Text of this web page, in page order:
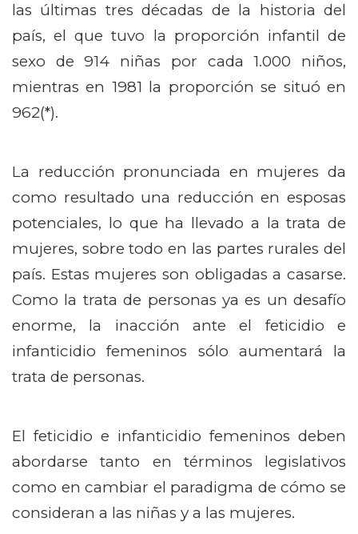
las últimas tres décadas de la historia del
país, el que tuvo la proporción infantil de
sexo de 914 niñas por cada 1.000 niños,
mientras en 1981 la proporción se situó en
962(*).
La reducción pronunciada en mujeres da
como resultado una reducción en esposas
potenciales, lo que ha llevado a la trata de
mujeres, sobre todo en las partes rurales del
país. Estas mujeres son obligadas a casarse.
Como la trata de personas ya es un desafío
enorme, la inacción ante el feticidio e
infanticidio femeninos sólo aumentará la
trata de personas.
El feticidio e infanticidio femeninos deben
abordarse tanto en términos legislativos
como en cambiar el paradigma de cómo se
consideran a las niñas y a las mujeres.